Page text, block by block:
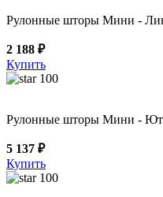
Рулонные шторы Мини -
2 188 ₽
Купить
100
Рулонные шторы Мини -
5 137 ₽
Купить
100